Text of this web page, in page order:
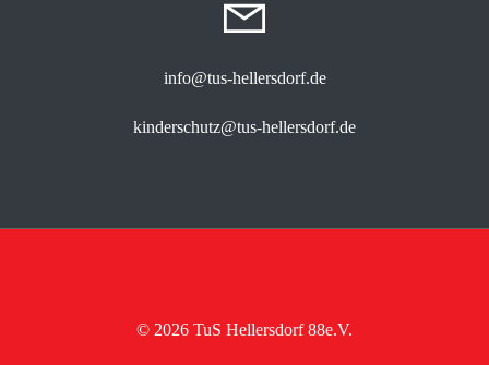
info@tus-hellersdorf.de
kinderschutz@tus-hellersdorf.de
© 2026 TuS Hellersdorf 88e.V.